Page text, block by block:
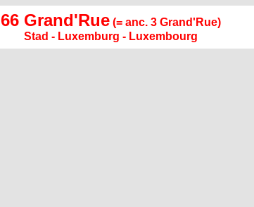
66 Grand'Rue (= anc. 3 Grand'Rue)
Stad - Luxemburg - Luxembourg